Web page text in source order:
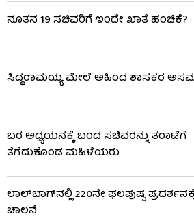
ನೂತನ 19 ಸಚಿವರಿಗೆ ಇಂದೇ ಖಾತೆ ಹಂಚಿಕೆ?
ಸಿದ್ದರಾಮಯ್ಯ ಮೇಲೆ ಅಹಿಂದ ಶಾಸಕರ
ಬರ ಅಧ್ಯಯನಕ್ಕೆ ಬಂದ ಸಚಿವರನ್ನು ತರಾಟೆಗೆ
ತೆಗೆದುಕೊಂಡ ಮಹಿಳೆಯರು
ಲಾಲ್‌ಬಾಗ್​​ನಲ್ಲಿ 220ನೇ ಫಲಪುಷ್ಪ
ಚಾಲನೆ